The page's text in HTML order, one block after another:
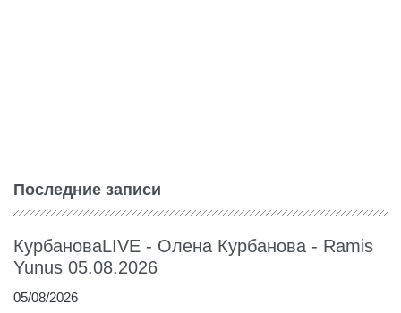
Последние записи
КурбановаLIVE - Олена Курбанова - Ramis
Yunus 05.08.2026
05/08/2026